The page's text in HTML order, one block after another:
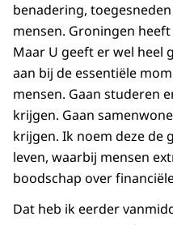
benadering,
mensen. Groningen
Maar U geeft er wel heel
aan bij de essentiële
mensen. Gaan studeren
krijgen. Gaan
krijgen. Ik noem deze de
leven, waarbij mensen
boodschap over
Dat heb ik eerder